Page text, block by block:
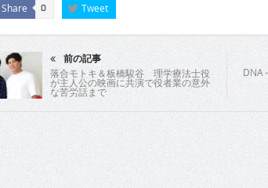
Share 0 Tweet
前の記事
落合モトキ＆板橋駿谷 理学療法士役
が主人公の映画に共演で役者業の意外
な苦労話まで
DNA